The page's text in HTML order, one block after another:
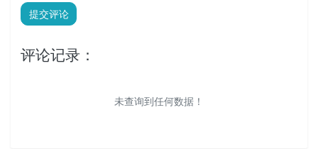
提交评论
评论记录：
未查询到任何数据！